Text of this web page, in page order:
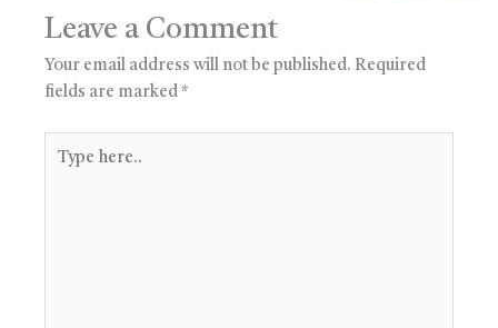
Leave a Comment
Your email address will not be published. Required
fields are marked *
here..